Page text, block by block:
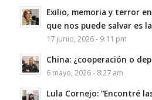
Exilio, memoria y terror
que nos puede salvar es
17 junio, 2026 - 9:11 pm
China: ¿cooperación o
6 mayo, 2026 - 8:27 am
Lula Cornejo: “Encontré